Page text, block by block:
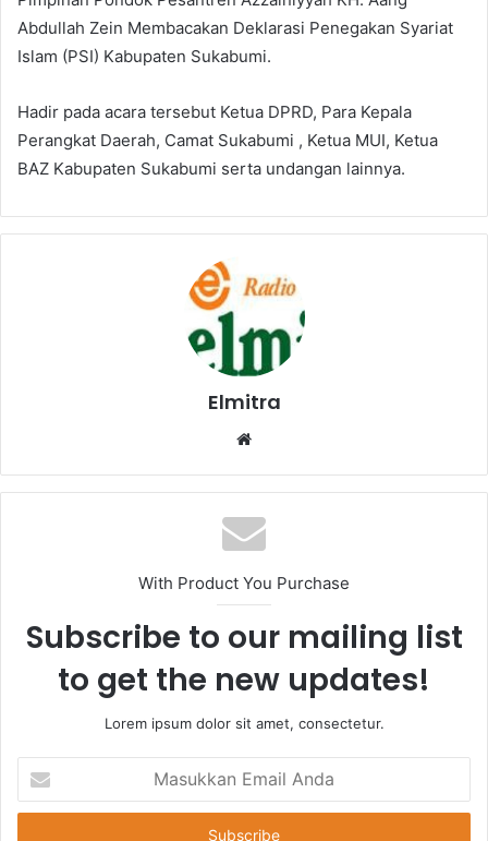
Abdullah Zein Membacakan Deklarasi Penegakan Syariat
Islam (PSI) Kabupaten Sukabumi.
Hadir pada acara tersebut Ketua DPRD, Para Kepala
Perangkat Daerah, Camat Sukabumi , Ketua MUI, Ketua
BAZ Kabupaten Sukabumi serta undangan lainnya.
Elmitra
Website
With Product You Purchase
Subscribe to our mailing list
to get the new updates!
Lorem ipsum dolor sit amet, consectetur.
Email
Anda